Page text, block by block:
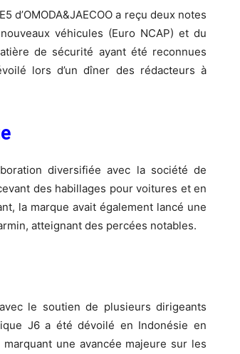
d’OMODA&JAECOO a reçu deux notes
véhicules (Euro NCAP) et du
de sécurité ayant été reconnues
lors d’un dîner des rédacteurs à
diversifiée avec la société de
des habillages pour voitures et en
la marque avait également lancé une
atteignant des percées notables.
le soutien de plusieurs dirigeants
J6 a été dévoilé en Indonésie en
une avancée majeure sur les